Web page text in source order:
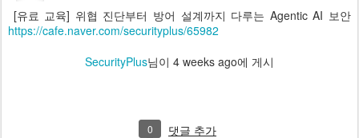
[유료 교육] 위협 진단부터 방어 설계까지 다루는 Agentic AI 보안
https://cafe.naver.com/securityplus/65982
SecurityPlus님이 4 weeks ago에 게시
0 댓글 추가